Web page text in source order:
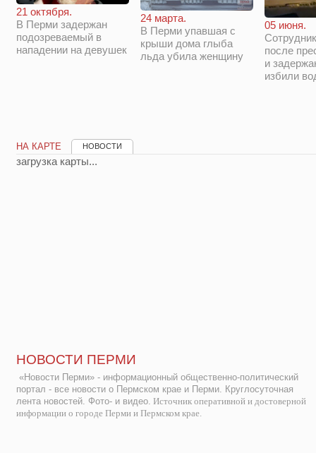
21 октября.
В Перми задержан
подозреваемый в
нападении на девушек
24 марта.
В Перми упавшая с
крыши дома глыба
льда убила женщину
05 июня.
после
и
избили
НА КАРТЕ НОВОСТИ
загрузка карты...
НОВОСТИ ПЕРМИ
«Новости Перми» - информационный общественно-политический
портал - все новости о Пермском крае и Перми. Круглосуточная
лента новостей. Фото- и видео. Источник оперативной и достоверной
информации о городе Перми и Пермском крае.